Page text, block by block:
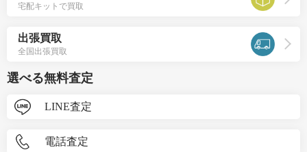
宅配キットで買取
出張買取
全国出張買取
選べる無料査定
LINE査定
電話査定